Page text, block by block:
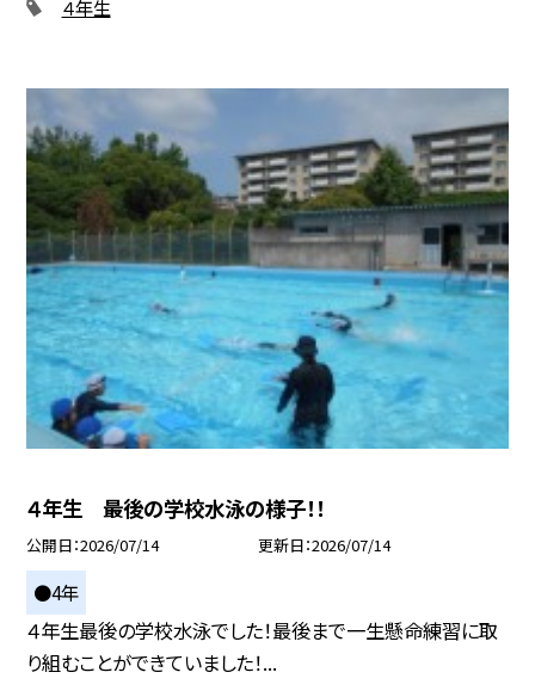
４年生
４年生 最後の学校水泳の様子！！
公開日 2026/07/14 更新日 2026/07/14
●4年
４年生最後の学校水泳でした！最後まで一生懸命練習に取
り組むことができていました！...